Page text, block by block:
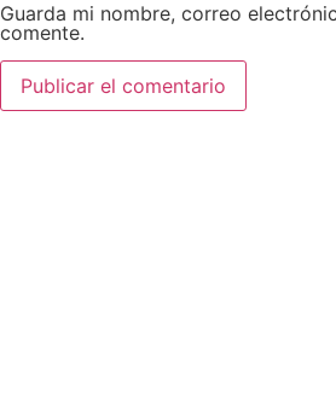
Guarda mi nombre, correo
comente.